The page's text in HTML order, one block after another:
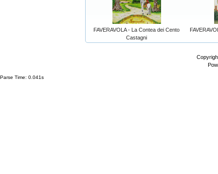
FAVERAVOLA - La Contea dei Cento
Castagni
Parse Time: 0.041s